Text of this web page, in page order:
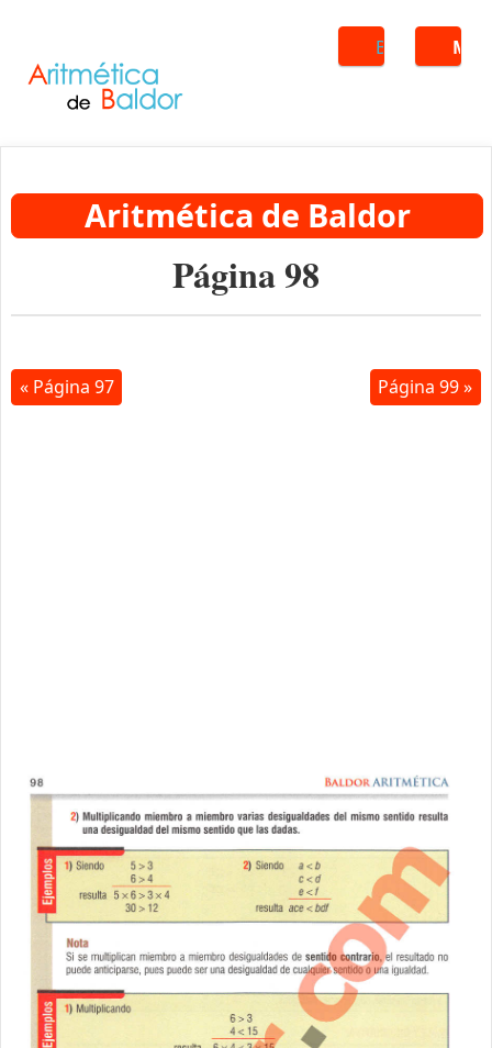
Buscar
Aritmética de Baldor
Página 98
« Página 97 Página 99 »